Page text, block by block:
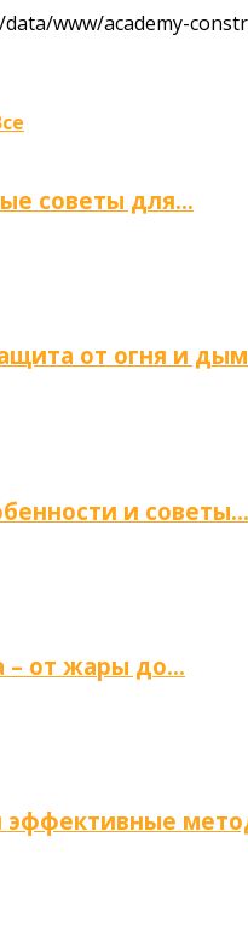
www/academy-
советы для…
от огня и
и советы…
– от жары до…
эффективные